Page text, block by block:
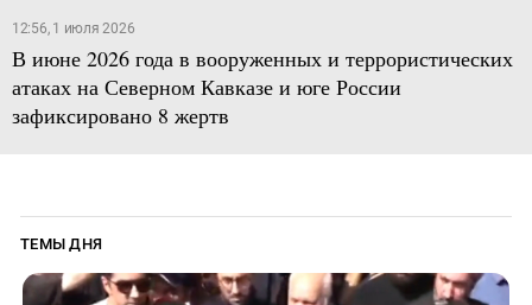
12:56, 1 июля 2026
В июне 2026 года в вооруженных и террористических
атаках на Северном Кавказе и юге России
зафиксировано 8 жертв
ТЕМЫ ДНЯ